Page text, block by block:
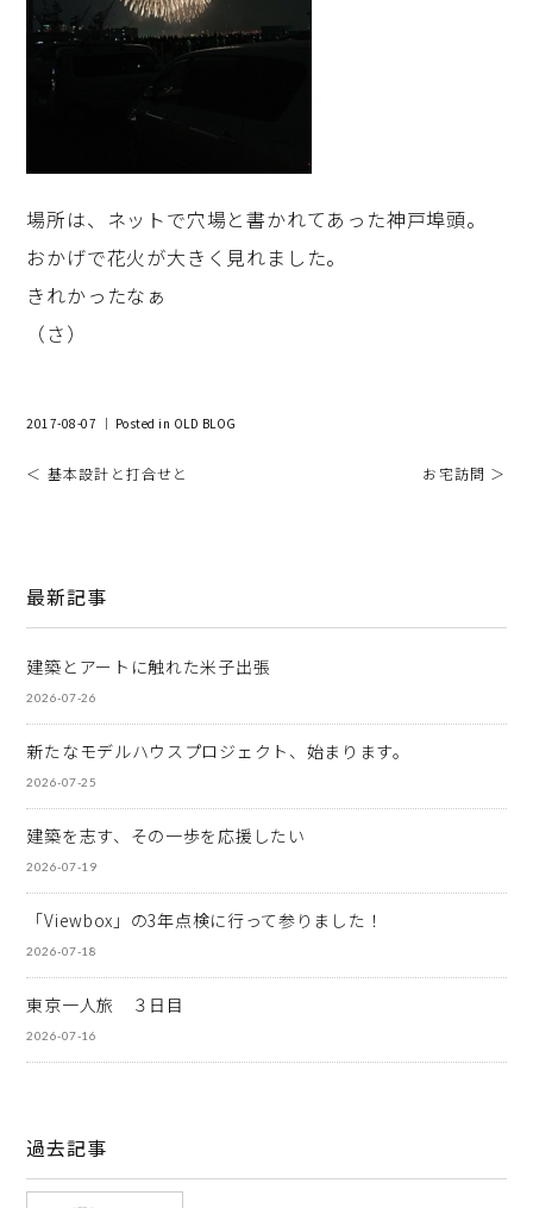
場所は、ネットで穴場と書かれてあった神戸埠頭。
おかげで花火が大きく見れました。
きれかったなぁ
（さ）
2017-08-07 ｜ Posted in OLD BLOG
＜ 基本設計と打合せと お宅訪問 ＞
最新記事
建築とアートに触れた米子出張
2026-07-26
新たなモデルハウスプロジェクト、始まります。
2026-07-25
建築を志す、その一歩を応援したい
2026-07-19
「Viewbox」の3年点検に行って参りました！
2026-07-18
東京一人旅 ３日目
2026-07-16
過去記事